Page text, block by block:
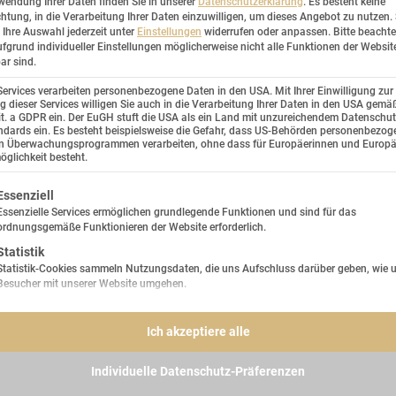
in die Verarbeitung Ihrer Daten einzuwilligen, um dieses Angebot zu nutzen.
Auswahl jederzeit unter Einstellungen widerrufen oder anpassen. Bitte
individueller Einstellungen möglicherweise nicht alle Funktionen der
sind.
verarbeiten personenbezogene Daten in den USA. Mit Ihrer Einwilligung zur
dieser Services willigen Sie auch in die Verarbeitung Ihrer Daten in den USA
a GDPR ein. Der EuGH stuft die USA als ein Land mit unzureichendem
ein. Es besteht beispielsweise die Gefahr, dass US-Behörden
Überwachungsprogrammen verarbeiten, ohne dass für Europäerinnen und
besteht.
eine Liste der Service-Gruppen, für die eine Einwilligung
Services ermöglichen grundlegende Funktionen und sind für das
Funktionieren der Website erforderlich.
Cookies sammeln Nutzungsdaten, die uns Aufschluss darüber geben, wie
mit unserer Website umgehen.
Marketing Services werden von Drittanbietern oder Herausgebern genutzt, um
personalisierte Werbung anzuzeigen. Sie tun dies, indem sie Besucher über Websites
verfolgen.
Ich akzeptiere alle
Individuelle Datenschutz-Präferenzen